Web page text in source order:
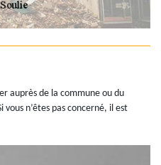
auprès de la commune ou du
n’êtes pas concerné, il est